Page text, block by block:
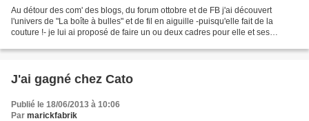
Au détour des com' des blogs, du forum ottobre et de FB j'ai découvert
l'univers de "La boîte à bulles" et de fil en aiguille -puisqu'elle fait de la
couture !- je lui ai proposé de faire un ou deux cadres pour elle et ses
J'ai gagné chez Cato
Publié le 18/06/2013 à 10:06
Par marickfabrik